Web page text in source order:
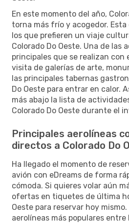
En este momento del año,
torna más frío y acogedor. Esta
los que prefieren un viaje
Colorado Do Oeste. Una de las
principales que se realizan con
visita de galerías de arte,
las principales tabernas
Do Oeste para entrar en calor.
más abajo la lista de
Colorado Do Oeste durante el
Principales aerolíneas
directos a Colorado Do
Ha llegado el momento de
avión con eDreams de forma
cómoda. Si quieres volar aún
ofertas en tiquetes de última
Oeste para reservar hoy
aerolíneas más populares